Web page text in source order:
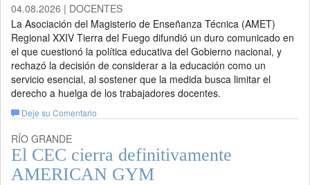
04.08.2026 | DOCENTES
La Asociación del Magisterio de Enseñanza Técnica (AMET)
Regional XXIV Tierra del Fuego difundió un duro comunicado en
el que cuestionó la política educativa del Gobierno nacional, y
rechazó la decisión de considerar a la educación como un
servicio esencial, al sostener que la medida busca limitar el
derecho a huelga de los trabajadores docentes.
Deje su Comentario
RÍO GRANDE
El CEC cierra definitivamente
AMERICAN GYM